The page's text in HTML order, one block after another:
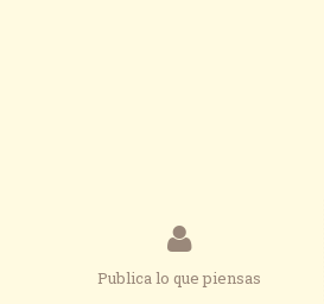
Publica lo que piensas